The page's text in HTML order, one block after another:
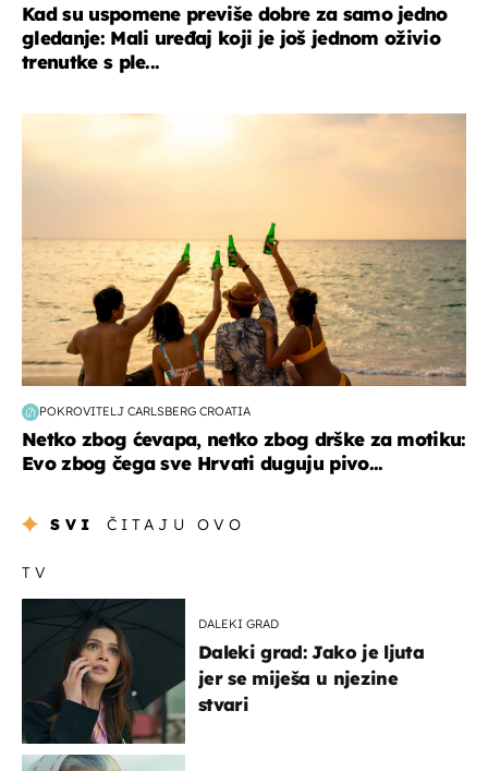
Kad su uspomene previše dobre za samo jedno
gledanje: Mali uređaj koji je još jednom oživio
trenutke s ple...
POKROVITELJ CARLSBERG CROATIA
Netko zbog ćevapa, netko zbog drške za motiku:
Evo zbog čega sve Hrvati duguju pivo...
SVI ČITAJU OVO
TV
DALEKI GRAD
Daleki grad: Jako je ljuta
jer se miješa u njezine
stvari